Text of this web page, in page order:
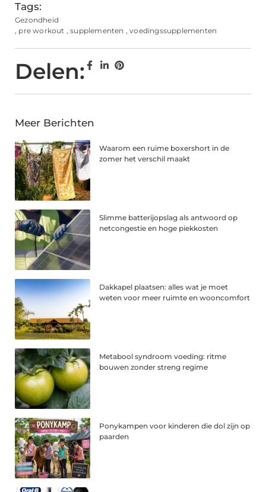
Tags:
Gezondheid
, pre workout ,supplementen ,voedingssupplementen
Delen:
Meer Berichten
Waarom een ruime boxershort in de
zomer het verschil maakt
Slimme batterijopslag als antwoord op
netcongestie en hoge piekkosten
Dakkapel plaatsen: alles wat je moet
weten voor meer ruimte en wooncomfort
Metabool syndroom voeding: ritme
bouwen zonder streng regime
Ponykampen voor kinderen die dol zijn op
paarden